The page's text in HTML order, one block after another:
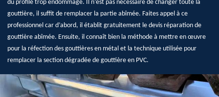
du profilé trop endommagé. Il n’est pas nécessaire de changer toute la
gouttière, il suffit de remplacer la partie abîmée. Faites appel à ce
professionnel car d’abord, il établit gratuitement le devis réparation de
gouttière abîmée. Ensuite, il connaît bien la méthode à mettre en œuvre
pour la réfection des gouttières en métal et la technique utilisée pour
remplacer la section dégradée de gouttière en PVC.